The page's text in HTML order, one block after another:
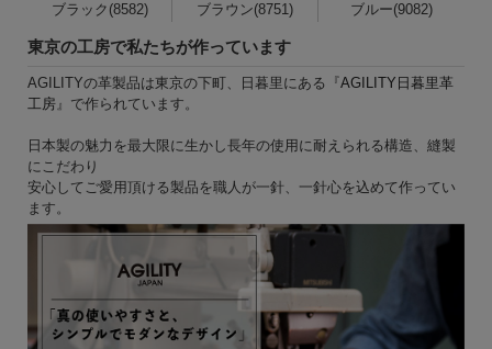
ブラック(8582) ブラウン(8751) ブルー(9082)
東京の工房で私たちが作っています
AGILITYの革製品は東京の下町、日暮里にある『AGILITY日暮里革
工房』で作られています。
日本製の魅力を最大限に生かし長年の使用に耐えられる構造、縫製
にこだわり
安心してご愛用頂ける製品を職人が一針、一針心を込めて作ってい
ます。